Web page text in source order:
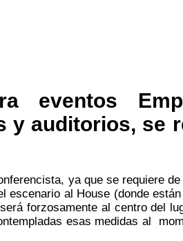
eventos
y auditorios, se
ya que se requiere
al House (donde
forzosamente al centro del
esas medidas al